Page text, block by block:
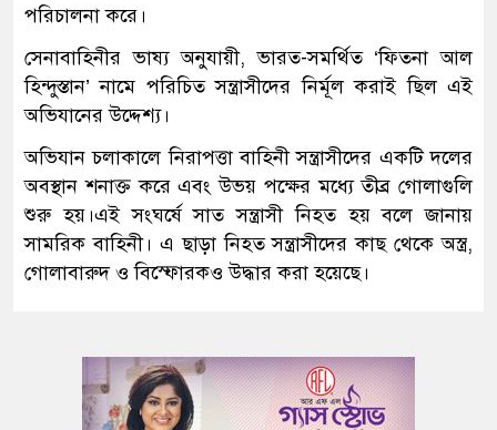
পরিচালনা করে।
সেনাবাহিনীর ভাষ্য অনুযায়ী, ভারত-সমর্থিত ‘ফিতনা আল
হিন্দুস্তান’ নামে পরিচিত সন্ত্রাসীদের নির্মূল করাই ছিল এই
অভিযানের উদ্দেশ্য।
অভিযান চলাকালে নিরাপত্তা বাহিনী সন্ত্রাসীদের একটি দলের
অবস্থান শনাক্ত করে এবং উভয় পক্ষের মধ্যে তীব্র গোলাগুলি
শুরু হয়।এই সংঘর্ষে সাত সন্ত্রাসী নিহত হয় বলে জানায়
সামরিক বাহিনী। এ ছাড়া নিহত সন্ত্রাসীদের কাছ থেকে অস্ত্র,
গোলাবারুদ ও বিস্ফোরকও উদ্ধার করা হয়েছে।